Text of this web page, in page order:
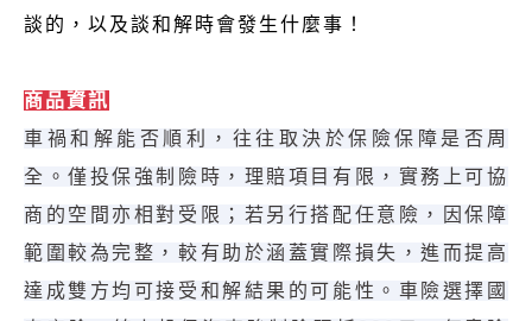
談的，以及談和解時會發生什麼事！
商品資訊
車禍和解能否順利，往往取決於保險保障是否周
全。僅投保強制險時，理賠項目有限，實務上可協
商的空間亦相對受限；若另行搭配任意險，因保障
範圍較為完整，較有助於涵蓋實際損失，進而提高
達成雙方均可接受和解結果的可能性。車險選擇國